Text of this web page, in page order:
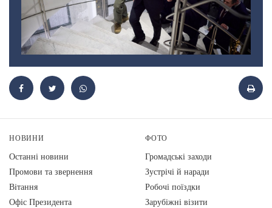
НОВИНИ
Останні новини
Промови та звернення
Вiтання
Офіс Президента
ФОТО
Громадські заходи
Зустрічі й наради
Робочі поїздки
Зарубіжні візити